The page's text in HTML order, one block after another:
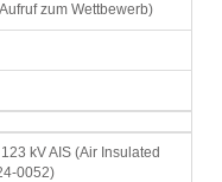
zum Wettbewerb)
kV AIS (Air Insulated
0052)